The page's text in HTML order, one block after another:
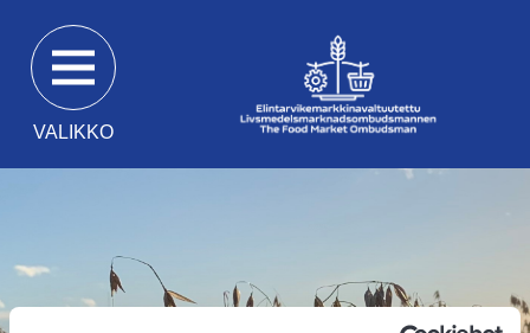
suoraan
sisältöön
VALIKKO